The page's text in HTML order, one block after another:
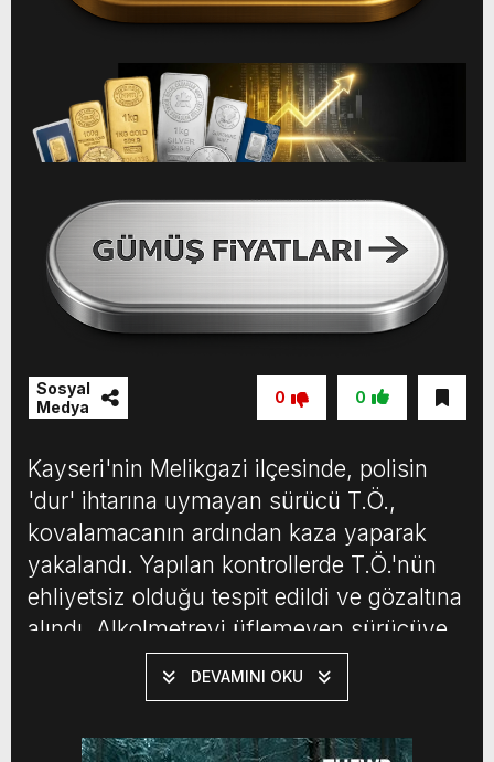
Sosyal
Medya
0
0
Kayseri'nin Melikgazi ilçesinde, polisin
'dur' ihtarına uymayan sürücü T.Ö.,
kovalamacanın ardından kaza yaparak
yakalandı. Yapılan kontrollerde T.Ö.'nün
ehliyetsiz olduğu tespit edildi ve gözaltına
alındı. Alkolmetreyi üflemeyen sürücüye
toplamda 685 bin TL ceza kesildi. Ayrıca,
T.Ö.'nün aracı 60 gün süreyle trafikten
DEVAMINI OKU